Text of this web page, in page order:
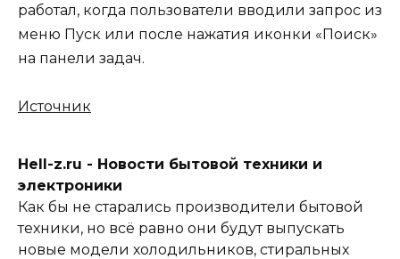
работал, когда пользователи вводили запрос из
меню Пуск или после нажатия иконки «Поиск»
на панели задач.
Источник
Hell-z.ru - Новости бытовой техники и
электроники
Как бы не старались производители бытовой
техники, но всё равно они будут выпускать
новые модели холодильников, стиральных